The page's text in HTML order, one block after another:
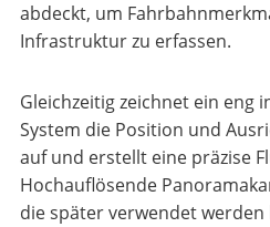
abdeckt, um
Infrastruktur zu erfassen.
Gleichzeitig zeichnet ein eng
System die Position und
auf und erstellt eine präzise
Hochauflösende
die später verwendet